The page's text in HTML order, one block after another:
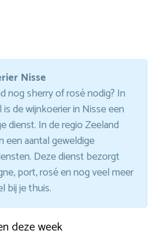
Nisse
nog sherry of rosé nodig? In
is de wijnkoerier in Nisse een
dienst. In de regio Zeeland
een aantal geweldige
Deze dienst bezorgt
port, rosé en nog veel meer
bij je thuis.
deze week